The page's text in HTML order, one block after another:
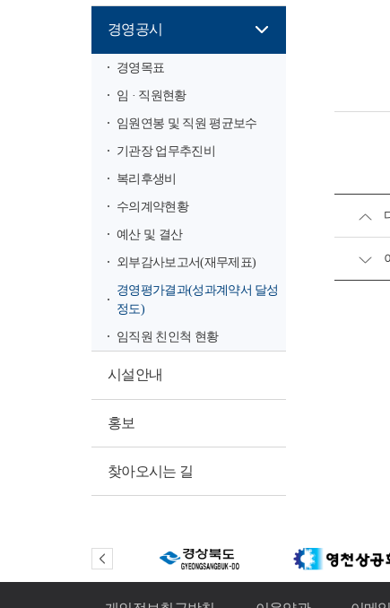
경영공시
경영목표
임 · 직원현황
임원연봉 및 직원 평균보수
기관장 업무추진비
복리후생비
수의계약현황
예산 및 결산
외부감사보고서(재무제표)
경영평가결과(성과계약서 달성
정도)
임직원 친인척 현황
시설안내
홍보
찾아오시는 길